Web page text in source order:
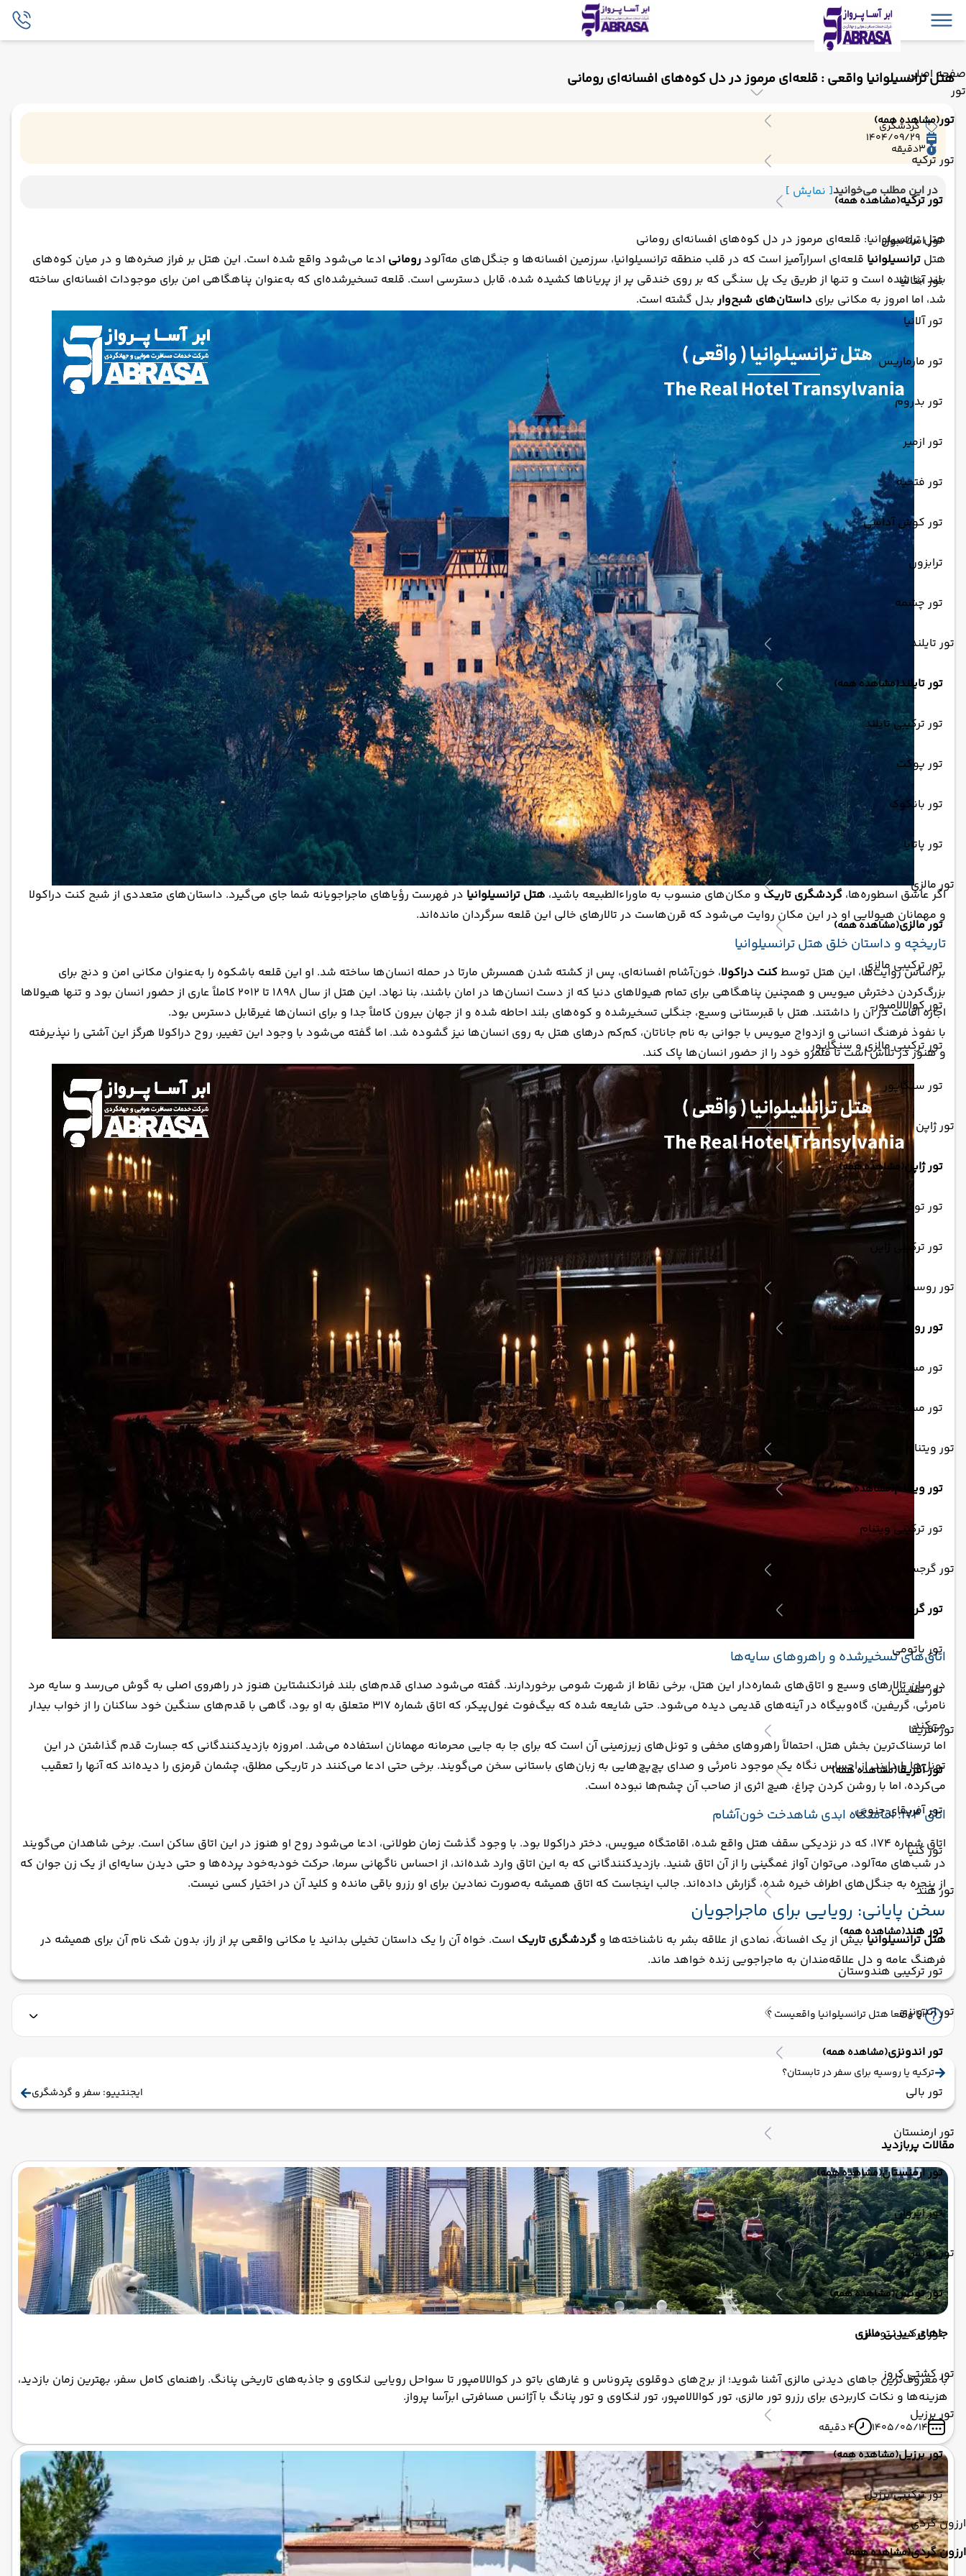
صفحه اصلی
تور
تور(مشاهده همه)
تور ترکیه
تور ترکیه(مشاهده همه)
تور استانبول
تور آنتالیا
تور آلانیا
تور مارماریس
تور بدروم
تور ازمیر
تور فتحیه
تور کوش آداسی
ترابزون
تور چشمه
تور تایلند
تور تایلند(مشاهده همه)
تور ترکیبی تایلند
تور پوکت
تور بانکوک
تور پاتایا
تور مالزی
تور مالزی(مشاهده همه)
تور ترکیبی مالزی
تور کوالالامپور
تور ترکیبی مالزی و سنگاپور
تور سنگاپور
تور ژاپن
تور ژاپن(مشاهده همه)
تور توکیو
تور ترکیبی ژاپن
تور روسیه
تور روسیه
تور مسکو
تور مسکو + سنت پترزبورگ
تور ویتنام
تور ویتنام(مشاهده همه)
تور ترکیبی ویتنام
تور گرجستان
تور گرجستان
تور باتومی
تور تفلیس
تور آفریقا
تور آفریقا(مشاهده همه)
تور آفریقای جنوبی
تور کنیا
تور هند
تور هند(مشاهده همه)
تور ترکیبی هندوستان
تور اندونزی
تور اندونزی(مشاهده همه)
تور بالی
تور ارمنستان
تور ارمنستان(مشاهده همه)
تور ایروان
تور تونس
تور تونس(مشاهده همه)
تور ترکیبی تونس
تور کشتی کروز
تور برزیل
تور برزیل(مشاهده همه)
تور ترکیبی برزیل
ارزون گردی
ارزون گردی(مشاهده همه)
هتل ترانسیلوانیا واقعی : قلعه‌ای مرموز در دل کوه‌های افسانه‌ای رومانی
گردشگری
1404/09/29
3دقیقه
در این مطلب می‌خوانید[ نمایش ]
هتل ترانسیلوانیا: قلعه‌ای مرموز در دل کوه‌های افسانه‌ای رومانی
هتل ترانسیلوانیا قلعه‌ای اسرارآمیز است که در قلب منطقه ترانسیلوانیا، سرزمین افسانه‌ها و جنگل‌های مه‌آلودرومانی ادعا می‌شود واقع شده است. این هتل بر فراز صخره‌ها و در میان کوه‌های
بلند بنا شده است و تنها از طریق یک پل سنگی که بر روی خندقی پر از پریاناها کشیده شده، قابل دسترسی است. قلعه تسخیرشده‌ای که به‌عنوان پناهگاهی امن برای موجودات افسانه‌ای ساخته
شد، اما امروز به مکانی برای داستان‌های شبح‌واربدل گشته است.
اگر عاشق اسطوره‌ها، گردشگری تاریک و مکان‌های منسوب به ماوراءالطبیعه باشید، هتل ترانسیلوانیا در فهرست رؤیاهای ماجراجویانه شما جای می‌گیرد. داستان‌های متعددی از شبح کنت دراکولا
و مهمانان هیولایی او در این مکان روایت می‌شود که قرن‌هاست در تالارهای خالی این قلعه سرگردان مانده‌اند.
تاریخچه و داستان خلق هتل ترانسیلوانیا
بر اساس روایت‌ها، این هتل توسطکنت دراکولا، خون‌آشام افسانه‌ای، پس از کشته شدن همسرش مارتا در حمله انسان‌ها ساخته شد. او این قلعه باشکوه را به‌عنوان مکانی امن و دنج برای
بزرگ‌کردن دخترش میویس و همچنین پناهگاهی برای تمام هیولاهای دنیا که از دست انسان‌ها در امان باشند، بنا نهاد. این هتل از سال ۱۸۹۸ تا ۲۰۱۲ کاملاً عاری از حضور انسان بود و تنها هیولاها
اجازه اقامت در آن را داشتند. هتل با قبرستانی وسیع، جنگلی تسخیرشده و کوه‌های بلند احاطه شده و از جهان بیرون کاملاً جدا و برای انسان‌ها غیرقابل دسترس بود.
با نفوذ فرهنگ انسانی و ازدواج میویس با جوانی به نام جاناتان، کم‌کم درهای هتل به روی انسان‌ها نیز گشوده شد. اما گفته می‌شود با وجود این تغییر، روح دراکولا هرگز این آشتی را نپذیرفته
و هنوز در تلاش است تا قلمرو خود را از حضور انسان‌ها پاک کند.
اتاق‌های تسخیرشده و راهروهای سایه‌ها
در میان تالارهای وسیع و اتاق‌های شماره‌دار این هتل، برخی نقاط از شهرت شومی برخوردارند. گفته می‌شود صدای قدم‌های بلند فرانکنشتاین هنوز در راهروی اصلی به گوش می‌رسد و سایه مرد
نامرئی، گریفین، گاه‌وبیگاه در آینه‌های قدیمی دیده می‌شود. حتی شایعه شده که بیگ‌فوت غول‌پیکر، که اتاق شماره ۳۱۷ متعلق به او بود، گاهی با قدم‌های سنگین خود ساکنان را از خواب بیدار
می‌کند.
اما ترسناک‌ترین بخش هتل، احتمالاً راهروهای مخفی و تونل‌های زیرزمینی آن است که برای جا به جایی محرمانه مهمانان استفاده می‌شد. امروزه بازدیدکنندگانی که جسارت قدم گذاشتن در این
تونل‌ها را دارند، از احساس نگاه یک موجود نامرئی و صدای پچ‌پچ‌هایی به زبان‌های باستانی سخن می‌گویند. برخی حتی ادعا می‌کنند در تاریکی مطلق، چشمان قرمزی را دیده‌اند که آنها را تعقیب
می‌کرده، اما با روشن کردن چراغ، هیچ اثری از صاحب آن چشم‌ها نبوده است.
اتاق ۱۷۴؛ اقامتگاه ابدی شاهدخت خون‌آشام
اتاق شماره ۱۷۴، که در نزدیکی سقف هتل واقع شده، اقامتگاه میویس، دختر دراکولا بود. با وجود گذشت زمان طولانی، ادعا می‌شود روح او هنوز در این اتاق ساکن است. برخی شاهدان می‌گویند
در شب‌های مه‌آلود، می‌توان آواز غمگینی را از آن اتاق شنید. بازدیدکنندگانی که به این اتاق وارد شده‌اند، از احساس ناگهانی سرما، حرکت خودبه‌خود پرده‌ها و حتی دیدن سایه‌ای از یک زن جوان که
از پنجره به جنگل‌های اطراف خیره شده، گزارش داده‌اند. جالب اینجاست که اتاق همیشه به‌صورت نمادین برای او رزرو باقی مانده و کلید آن در اختیار کسی نیست.
سخن پایانی: رویایی برای ماجراجویان
هتل ترانسیلوانیابیش از یک افسانه، نمادی از علاقه بشر به ناشناخته‌ها و گردشگری تاریک است. خواه آن را یک داستان تخیلی بدانید یا مکانی واقعی پر از راز، بدون شک نام آن برای همیشه در
فرهنگ عامه و دل علاقه‌مندان به ماجراجویی زنده خواهد ماند.
آیا واقعا هتل ترانسیلوانیا واقعیست ؟
ترکیه یا روسیه برای سفر در تابستان؟
ایجنتییو: سفر و گردشگری
مقالات پربازدید
جاهای دیدنی مالزی
با معروف‌ترین جاهای دیدنی مالزی آشنا شوید؛ از برج‌های دوقلوی پتروناس و غارهای باتو در کوالالامپور تا سواحل رویایی لنکاوی و جاذبه‌های تاریخی پنانگ. راهنمای کامل سفر، بهترین زمان بازدید،
هزینه‌ها و نکات کاربردی برای رزرو تور مالزی، تور کوالالامپور، تور لنکاوی و تور پنانگ با آژانس مسافرتی ابرآسا پرواز.
1405/05/14 4 دقیقه